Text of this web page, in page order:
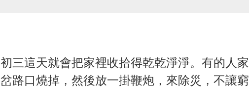
三這天就會把家裡收拾得乾乾淨淨。有的人家
路口燒掉，然後放一掛鞭炮，來除災，不讓窮